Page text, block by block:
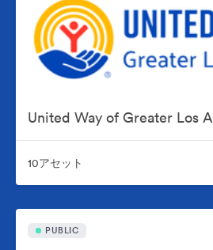
United Way of Greater Los
10アセット
PUBLIC